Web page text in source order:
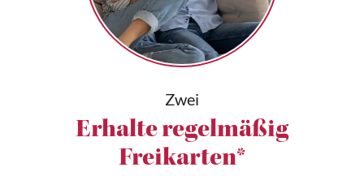
Zwei
Erhalte regelmäßig
Freikarten*